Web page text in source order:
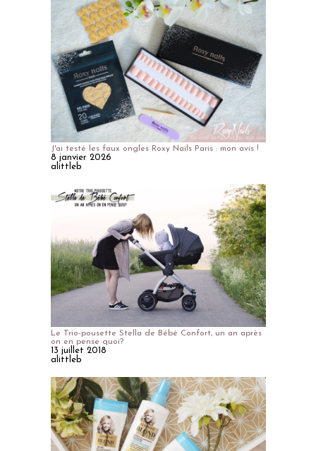
J'ai testé les faux ongles Roxy Nails Paris : mon avis !
8 janvier 2026
alittleb
Le Trio-pousette Stella de Bébé Confort, un an après
on en pense quoi?
13 juillet 2018
alittleb